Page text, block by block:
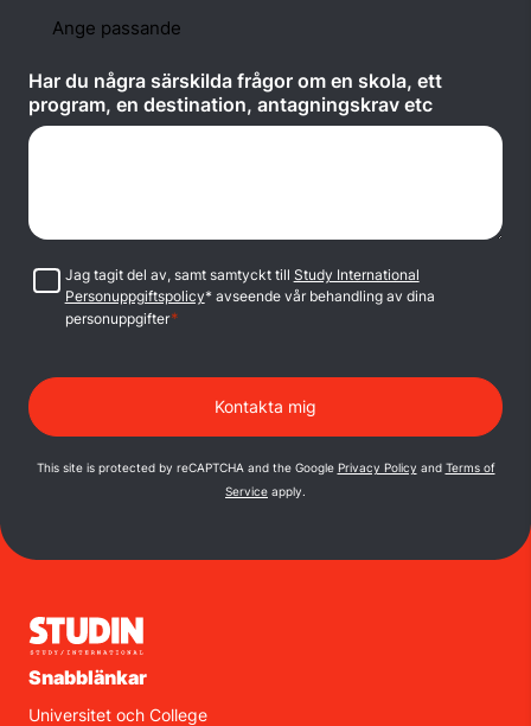
Har du några särskilda frågor om en skola, ett
program, en destination, antagningskrav etc
Samtycke
Jag tagit del av, samt samtyckt till Study International
Personuppgiftspolicy* avseende vår behandling av dina
personuppgifter*
This site is protected by reCAPTCHA and the Google Privacy Policy and Terms of
Service apply.
Snabblänkar
Universitet och College